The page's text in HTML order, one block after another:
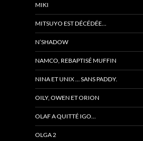
MIKI
MITSUYO EST DÉCÉDÉE…
N’SHADOW
NAMCO, REBAPTISÉ MUFFIN
NINA ET UNIX … SANS PADDY.
OILY, OWEN ET ORION
OLAF A QUITTÉ IGO…
OLGA 2